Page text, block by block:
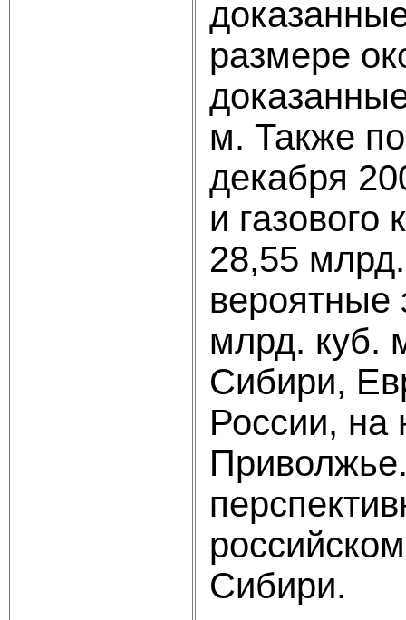
размере
м. Также
декабря
и
28,55
вероятные
млрд. куб.
Сибири,
России, на
Сибири.